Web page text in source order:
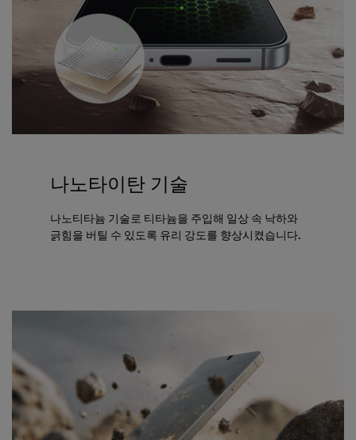
나노타이탄 기술
나노티타늄 기술로 티타늄을 주입해 일상 속 낙하와
긁힘을 버틸 수 있도록 유리 강도를 향상시켰습니다.